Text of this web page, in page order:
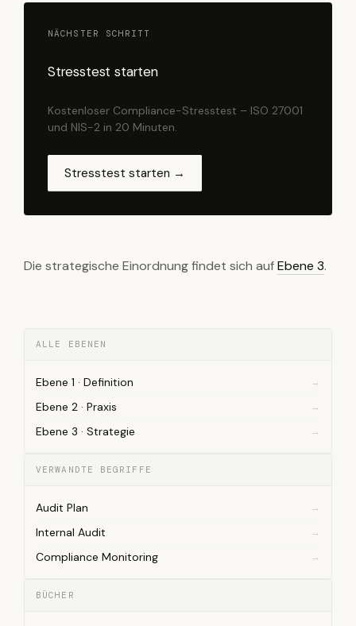
NÄCHSTER SCHRITT
Stresstest starten
Kostenloser Compliance-Stresstest – ISO 27001
und NIS-2 in 20 Minuten.
Stresstest starten →
Die strategische Einordnung findet sich aufEbene 3.
ALLE EBENEN
Ebene 1 · Definition
Ebene 2 · Praxis
Ebene 3 · Strategie
VERWANDTE BEGRIFFE
Audit Plan
Internal Audit
Compliance Monitoring
BÜCHER